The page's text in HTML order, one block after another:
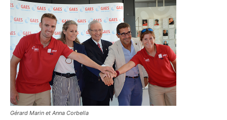
Gérard Marin et Anna Corbella